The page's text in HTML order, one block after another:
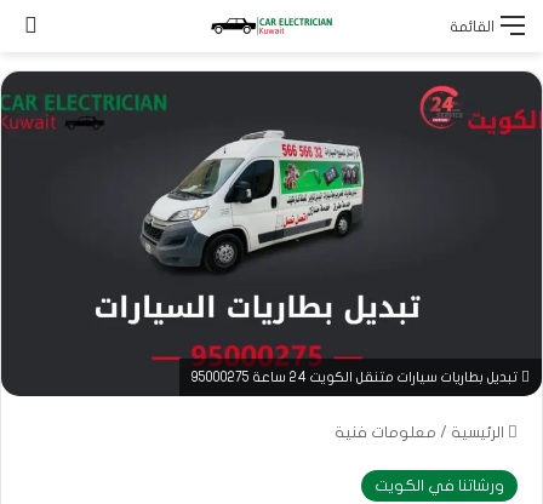
القائمة
تبديل بطاريات سيارات متنقل الكويت 24 ساعة 95000275
الرئيسية / معلومات فنية
ورشاتنا في الكويت